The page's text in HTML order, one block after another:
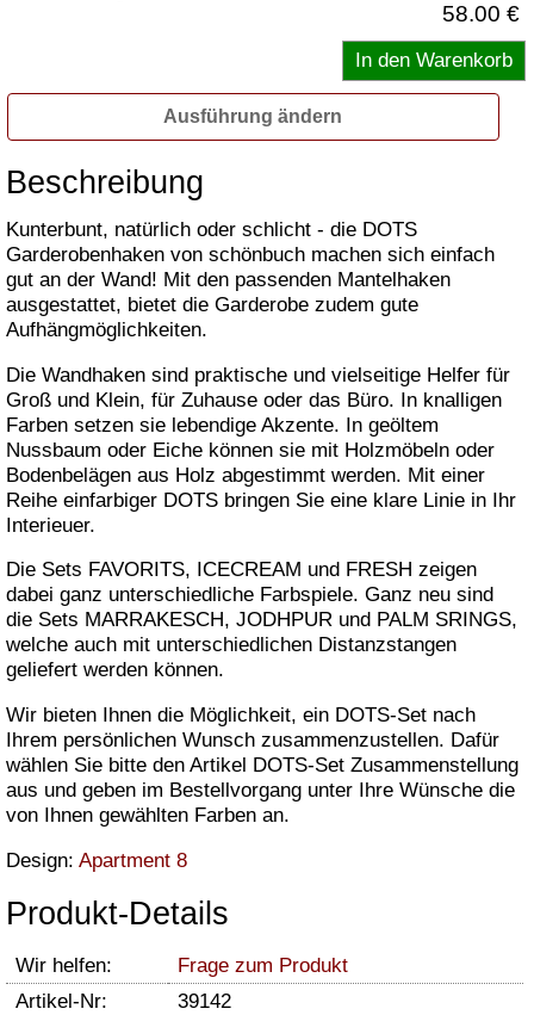
58.00 €
Ausführung ändern
Beschreibung
Kunterbunt, natürlich oder schlicht - die DOTS
Garderobenhaken von schönbuch machen sich einfach
gut an der Wand! Mit den passenden Mantelhaken
ausgestattet, bietet die Garderobe zudem gute
Aufhängmöglichkeiten.
Die Wandhaken sind praktische und vielseitige Helfer für
Groß und Klein, für Zuhause oder das Büro. In knalligen
Farben setzen sie lebendige Akzente. In geöltem
Nussbaum oder Eiche können sie mit Holzmöbeln oder
Bodenbelägen aus Holz abgestimmt werden. Mit einer
Reihe einfarbiger DOTS bringen Sie eine klare Linie in Ihr
Interieuer.
Die Sets FAVORITS, ICECREAM und FRESH zeigen
dabei ganz unterschiedliche Farbspiele. Ganz neu sind
die Sets MARRAKESCH, JODHPUR und PALM SRINGS,
welche auch mit unterschiedlichen Distanzstangen
geliefert werden können.
Wir bieten Ihnen die Möglichkeit, ein DOTS-Set nach
Ihrem persönlichen Wunsch zusammenzustellen. Dafür
wählen Sie bitte den Artikel DOTS-Set Zusammenstellung
aus und geben im Bestellvorgang unter Ihre Wünsche die
von Ihnen gewählten Farben an.
Design: Apartment 8
Produkt-Details
Wir helfen:
Frage zum Produkt
Artikel-Nr:
39142